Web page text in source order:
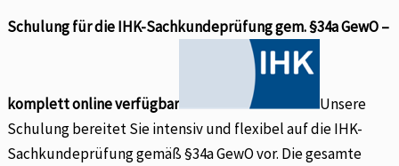
Schulung für die IHK-Sachkundeprüfung gem. §34a GewO –
komplett online verfügbar
Unsere
Schulung bereitet Sie intensiv und flexibel auf die IHK-
Sachkundeprüfung gemäß §34a GewO vor. Die gesamte